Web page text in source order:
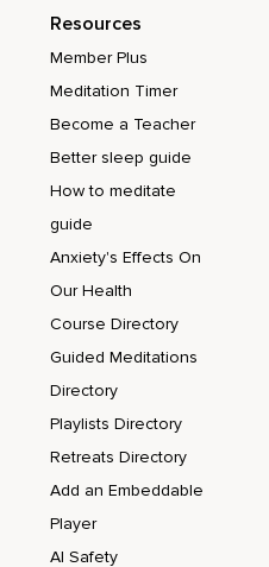
personas de éxito.
vitales de eso para esa
Resources
Member Plus
Meditation Timer
Become a Teacher
Better sleep guide
How to meditate
guide
Anxiety's Effects On
Our Health
Course Directory
Guided Meditations
Directory
Playlists Directory
Retreats Directory
Add an Embeddable
Player
AI Safety